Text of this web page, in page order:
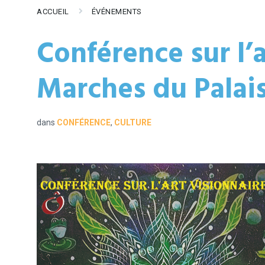
ACCUEIL ÉVÉNEMENTS
Conférence sur
Marches du
dans CONFÉRENCE, CULTURE